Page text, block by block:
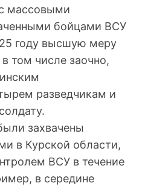
массовыми
бойцами ВСУ
году высшую меру
том числе заочно,
разведчикам и
захвачены
в Курской области,
ВСУ в течение
в середине